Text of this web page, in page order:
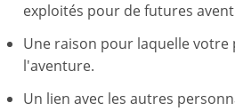
exploités pour de futures
Une raison pour laquelle votre
l'aventure.
Un lien avec les autres